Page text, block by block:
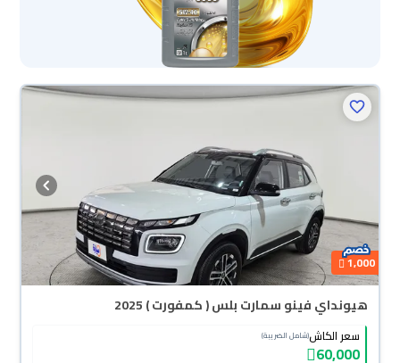
1,000
هيونداي فينو سمارت بلس ( كمفورت ) 2025
سعر الكاش(شامل الضريبة)
60,000